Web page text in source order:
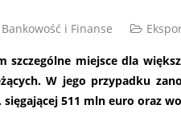
Bankowość i Finanse
szczególne miejsce dla
W jego przypadku
511 mln euro oraz